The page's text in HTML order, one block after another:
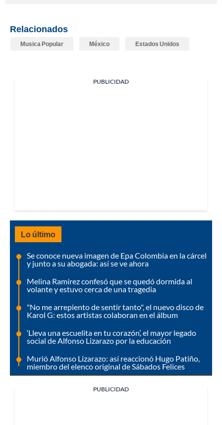
Relacionados
Musica Popular México Estados Unidos
PUBLICIDAD
Lo último
Se conoce nueva imagen de Epa Colombia en la cárcel
y junto a su abogada: así se ve ahora
Melina Ramírez confesó que se quedó dormida al
volante y estuvo cerca de una tragedia
"No me arrepiento de sentir tanto", el nuevo disco de
Karol G: estos artistas colaboran en el álbum
‘Lleva una escuelita en tu corazón’, el mayor legado
social de Alfonso Lizarazo por la educación
Murió Alfonso Lizarazo: así reaccionó Hugo Patiño,
miembro del elenco original de Sábados Felices
PUBLICIDAD